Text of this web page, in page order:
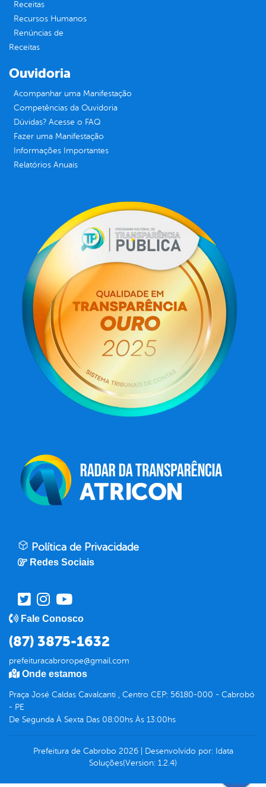
Receitas
Recursos Humanos
Renúncias de
Receitas
Ouvidoria
Acompanhar uma Manifestação
Competências da Ouvidoria
Dúvidas? Acesse o FAQ
Fazer uma Manifestação
Informações Importantes
Relatórios Anuais
Política de Privacidade
Redes Sociais
Fale Conosco
(87) 3875-1632
prefeituracabrorope@gmail.com
Onde estamos
Praça José Caldas Cavalcanti , Centro CEP: 56180-000 - Cabrobó
- PE
De Segunda À Sexta Das 08:00hs Às 13:00hs
Prefeitura de Cabrobo 2026| Desenvolvido por: Idata
Soluções(Version: 1.2.4)